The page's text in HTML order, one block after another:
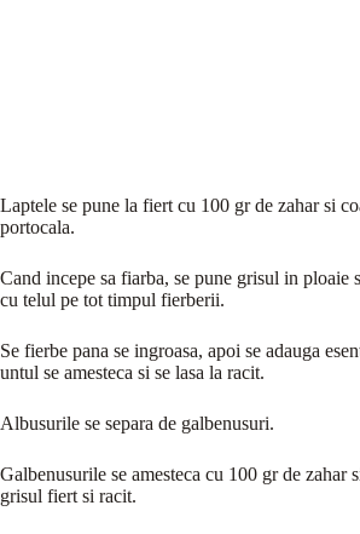
Laptele se pune la fiert cu 100 gr de zahar si
portocala.
Cand incepe sa fiarba, se pune grisul in ploaie
cu telul pe tot timpul fierberii.
Se fierbe pana se ingroasa, apoi se adauga
untul se amesteca si se lasa la racit.
Albusurile se separa de galbenusuri.
Galbenusurile se amesteca cu 100 gr de zahar
grisul fiert si racit.